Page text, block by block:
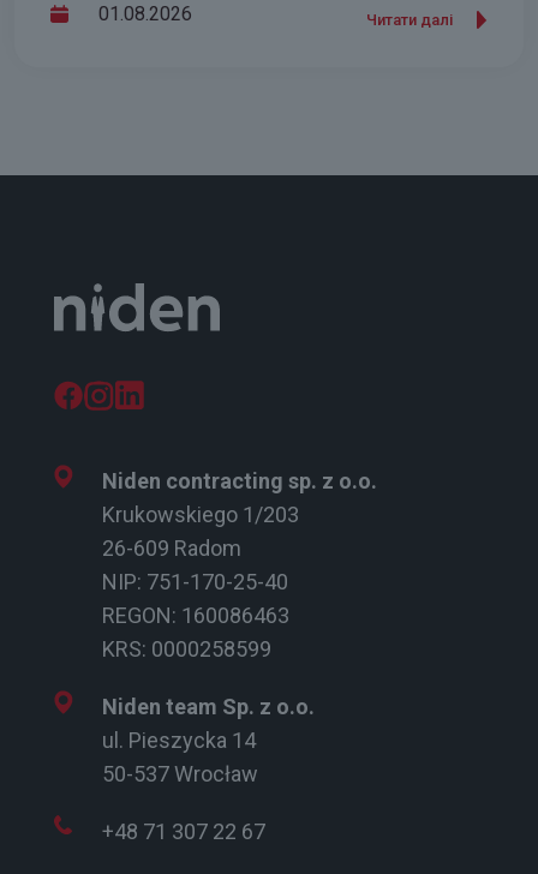
01.08.2026 Читати далі
Niden contracting sp. z o.o.
Krukowskiego 1/203
26-609 Radom
NIP: 751-170-25-40
REGON: 160086463
KRS: 0000258599
Niden team Sp. z o.o.
ul. Pieszycka 14
50-537 Wrocław
+48 71 307 22 67